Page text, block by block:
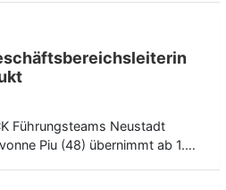
Führungsteams Neustadt
Piu (48) übernimmt ab 1.…